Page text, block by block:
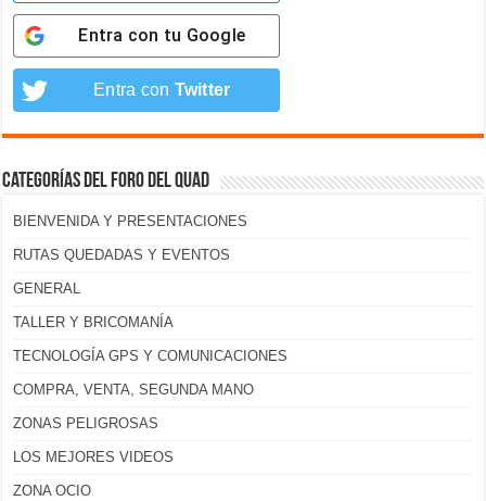
Entra con tu Google
Entra con Twitter
Categorías del foro del Quad
BIENVENIDA Y PRESENTACIONES
RUTAS QUEDADAS Y EVENTOS
GENERAL
TALLER Y BRICOMANÍA
TECNOLOGÍA GPS Y COMUNICACIONES
COMPRA, VENTA, SEGUNDA MANO
ZONAS PELIGROSAS
LOS MEJORES VIDEOS
ZONA OCIO